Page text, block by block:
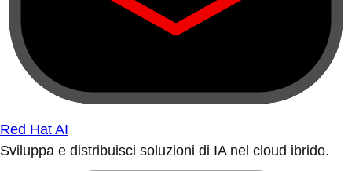
Red Hat AI
Sviluppa e distribuisci soluzioni di IA nel cloud ibrido.